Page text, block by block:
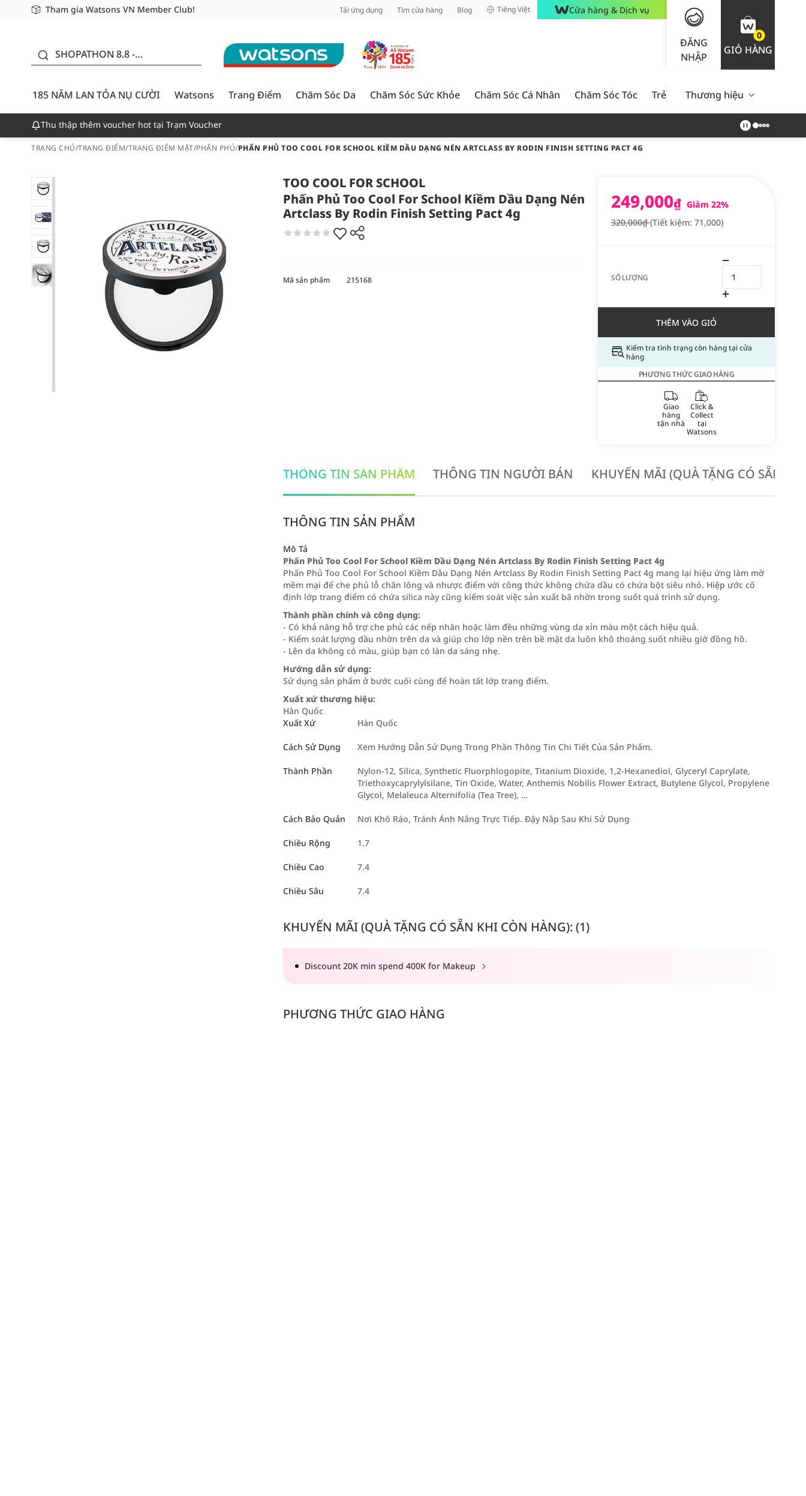
Tham gia Watsons VN Member Club!
Miễn phí giao hàng cho đơn hàng từ 249,000Đ
Giao hàng nhanh 24h - Áp dụng khu vực TP. Hồ Chí Minh Tải ứng dụng Tìm cửa hàng Blog Tiếng Việt Cửa hàng & Dịch vụ
ĐĂNG
NHẬP
0
GIỎ HÀNG
SHOPATHON 8.8 -
CƯỜI - GIẢM ĐẾN
50%
185 NĂM LAN TỎA NỤ CƯỜI
Watsons Trang Điểm Chăm Sóc Da Chăm Sóc Sức Khỏe Chăm Sóc Cá Nhân Chăm Sóc Tóc Trẻ Em Nam Giới Chăm Sóc
Thương hiệu
Thu thập thêm voucher hot tại Trạm Voucher
TRANG CHỦ/TRANG ĐIỂM/TRANG ĐIỂM MẶT/PHẤN PHỦ/PHẤN PHỦ TOO COOL FOR SCHOOL KIỀM DẦU DẠNG NÉN ARTCLASS BY RODIN FINISH SETTING PACT 4G
TOO COOL FOR SCHOOL
Phấn Phủ Too Cool For School Kiềm Dầu Dạng Nén
Artclass By Rodin Finish Setting Pact 4g
249,000₫ Giảm 22%
320,000₫(Tiết kiệm: 71,000)
SỐ LƯỢNG
THÊM VÀO GIỎ
Kiểm tra tình trạng còn hàng tại cửa
hàng
PHƯƠNG THỨC GIAO HÀNG
Giao
hàng
tận nhà
Click &
Collect
tại
Watsons
Mã sản phẩm 215168
THÔNG TIN SẢN PHẨM THÔNG TIN NGƯỜI BÁN KHUYẾN MÃI (QUÀ TẶNG CÓ SẴN
THÔNG TIN SẢN PHẨM
Mô Tả
Phấn Phủ Too Cool For School Kiềm Dầu Dạng Nén Artclass By Rodin Finish Setting Pact 4g
Phấn Phủ Too Cool For School Kiềm Dầu Dạng Nén Artclass By Rodin Finish Setting Pact 4g mang lại hiệu ứng làm mờ
mềm mại để che phủ lỗ chân lông và nhược điểm với công thức không chứa dầu có chứa bột siêu nhỏ. Hiệp ước cố
định lớp trang điểm có chứa silica này cũng kiểm soát việc sản xuất bã nhờn trong suốt quá trình sử dụng.
Thành phần chính và công dụng:
- Có khả năng hỗ trợ che phủ các nếp nhăn hoặc làm đều những vùng da xỉn màu một cách hiệu quả.
- Kiểm soát lượng dầu nhờn trên da và giúp cho lớp nền trên bề mặt da luôn khô thoáng suốt nhiều giờ đồng hồ.
- Lên da không có màu, giúp bạn có làn da sáng nhẹ.
Hướng dẫn sử dụng:
Sử dụng sản phẩm ở bước cuối cùng để hoàn tất lớp trang điểm.
Xuất xứ thương hiệu:
Hàn Quốc
Xuất Xứ
Hàn Quốc
Cách Sử Dụng Xem Hướng Dẫn Sử Dụng Trong Phần Thông Tin Chi Tiết Của Sản Phẩm.
Thành Phần
Nylon-12, Silica, Synthetic Fluorphlogopite, Titanium Dioxide, 1,2-Hexanediol, Glyceryl Caprylate,
Triethoxycaprylylsilane, Tin Oxide, Water, Anthemis Nobilis Flower Extract, Butylene Glycol, Propylene
Glycol, Melaleuca Alternifolia (Tea Tree), …
Cách Bảo Quản Nơi Khô Ráo, Tránh Ánh Nắng Trực Tiếp. Đậy Nắp Sau Khi Sử Dụng
Chiều Rộng 1.7
Chiều Cao 7.4
Chiều Sâu 7.4
KHUYẾN MÃI (QUÀ TẶNG CÓ SẴN KHI CÒN HÀNG): (1)
Discount 20K min spend 400K for Makeup
PHƯƠNG THỨC GIAO HÀNG